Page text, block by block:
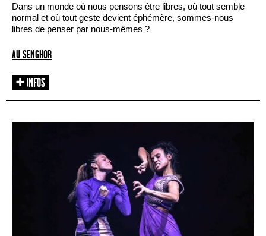
Dans un monde où nous pensons être libres, où tout semble
normal et où tout geste devient éphémère, sommes-nous
libres de penser par nous-mêmes ?
AU SENGHOR